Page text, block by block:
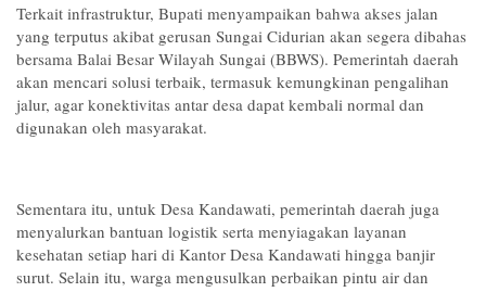
Terkait infrastruktur, Bupati menyampaikan bahwa akses jalan
yang terputus akibat gerusan Sungai Cidurian akan segera dibahas
bersama Balai Besar Wilayah Sungai (BBWS). Pemerintah daerah
akan mencari solusi terbaik, termasuk kemungkinan pengalihan
jalur, agar konektivitas antar desa dapat kembali normal dan
digunakan oleh masyarakat.
Sementara itu, untuk Desa Kandawati, pemerintah daerah juga
menyalurkan bantuan logistik serta menyiagakan layanan
kesehatan setiap hari di Kantor Desa Kandawati hingga banjir
surut. Selain itu, warga mengusulkan perbaikan pintu air dan